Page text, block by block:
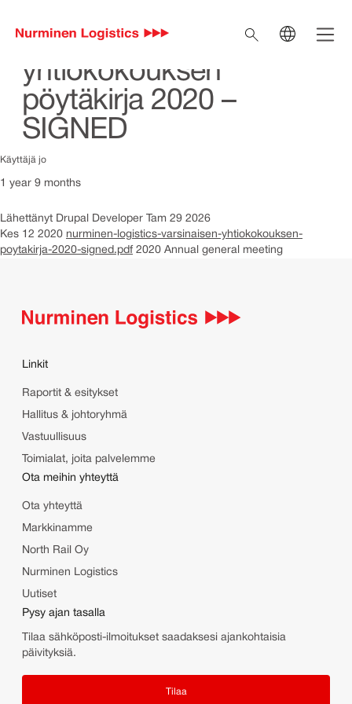
Search
Open
Varsinaisen
yhtiökokouksen
pöytäkirja 2020 –
SIGNED
Käyttäjä jo
1 year 9 months
Lähettänyt Drupal Developer
Tam 29 2026
Kes 12 2020 nurminen-logistics-varsinaisen-yhtiokokouksen-
poytakirja-2020-signed.pdf 2020 Annual general meeting
Linkit
Raportit & esitykset
Hallitus & johtoryhmä
Vastuullisuus
Toimialat, joita palvelemme
Ota meihin yhteyttä
Ota yhteyttä
Markkinamme
North Rail Oy
Nurminen Logistics
Uutiset
Pysy ajan tasalla
Tilaa sähköposti-ilmoitukset saadaksesi ajankohtaisia
päivityksiä.
Tilaa